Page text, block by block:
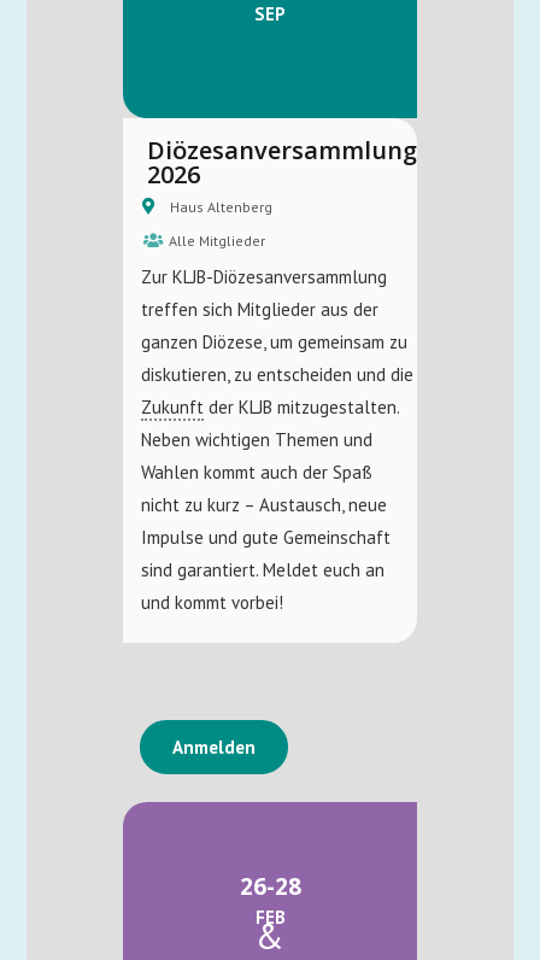
SEP
Diözesanversammlung
2026
Haus Altenberg
Alle Mitglieder
Zur KLJB-Diözesanversammlung
treffen sich Mitglieder aus der
ganzen Diözese, um gemeinsam zu
diskutieren, zu entscheiden und die
Zukunft der KLJB mitzugestalten.
Neben wichtigen Themen und
Wahlen kommt auch der Spaß
nicht zu kurz – Austausch, neue
Impulse und gute Gemeinschaft
sind garantiert. Meldet euch an
und kommt vorbei!
Anmelden
26-28
FEB
&